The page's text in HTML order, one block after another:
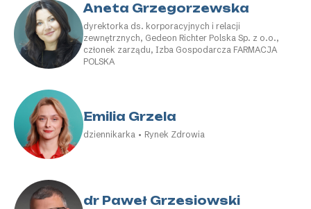
Aneta Grzegorzewska
dyrektorka ds. korporacyjnych i relacji
zewnętrznych, Gedeon Richter Polska Sp. z o.o.,
członek zarządu, Izba Gospodarcza FARMACJA
POLSKA
Emilia Grzela
dziennikarka • Rynek Zdrowia
dr Paweł Grzesiowski